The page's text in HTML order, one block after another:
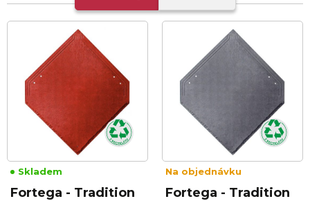
Skladem
Fortega - Tradition
Na objednávku
Fortega - Tradition